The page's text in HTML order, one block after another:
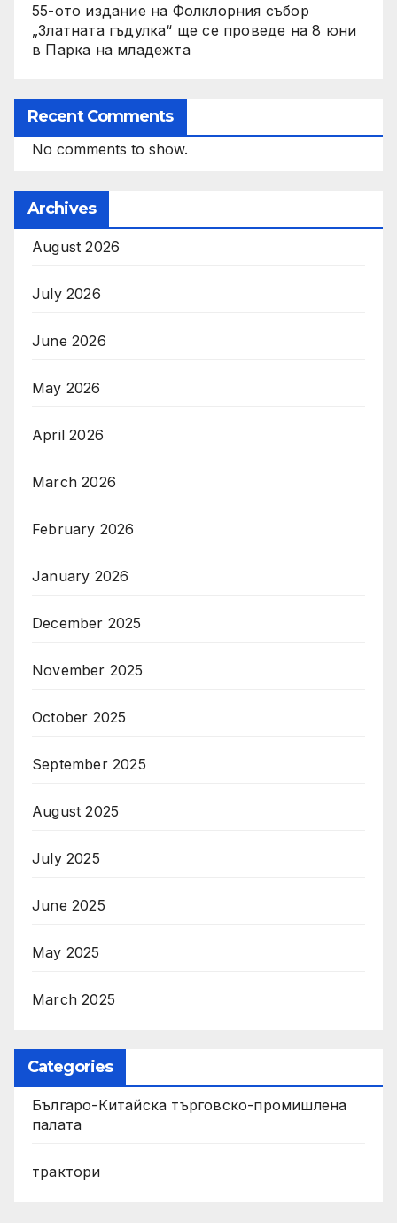
55-ото издание на Фолклорния събор
„Златната гъдулка“ ще се проведе на 8 юни
в Парка на младежта
Recent Comments
No comments to show.
Archives
August 2026
July 2026
June 2026
May 2026
April 2026
March 2026
February 2026
January 2026
December 2025
November 2025
October 2025
September 2025
August 2025
July 2025
June 2025
May 2025
March 2025
Categories
Българо-Китайска търговско-промишлена
палата
трактори